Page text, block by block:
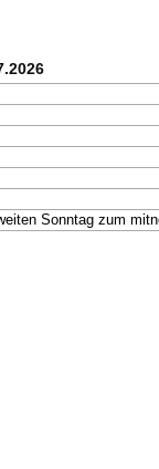
Sonntag zum